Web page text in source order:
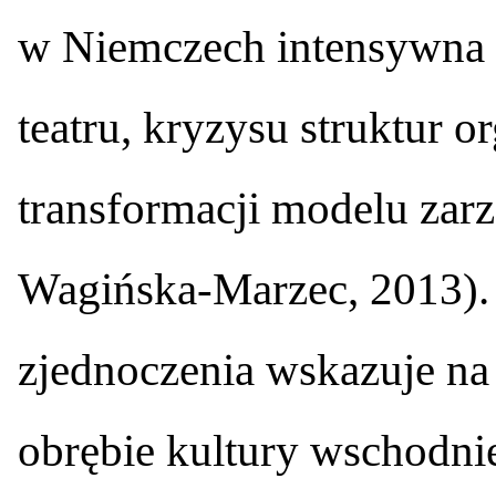
w Niemczech intensywna
teatru, kryzysu struktur
transformacji modelu
Wagińska-Marzec,
zjednoczenia wskazuje
obrębie kultury